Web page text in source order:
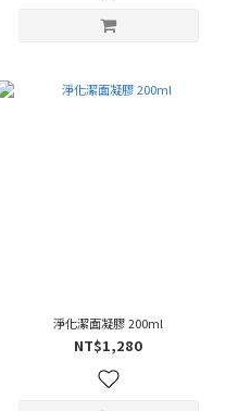
淨化潔面凝膠 200ml
NT$1,280